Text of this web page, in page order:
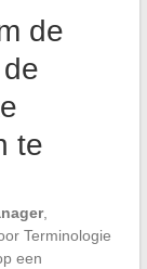
de
te
,
Terminologie
een